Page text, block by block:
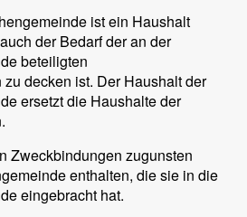
ist ein Haushalt
der Bedarf der an der
beteiligten
decken ist. Der Haushalt der
ersetzt die Haushalte der
Zweckbindungen zugunsten
enthalten, die sie in die
eingebracht hat.